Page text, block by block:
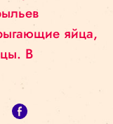
яйца,
В